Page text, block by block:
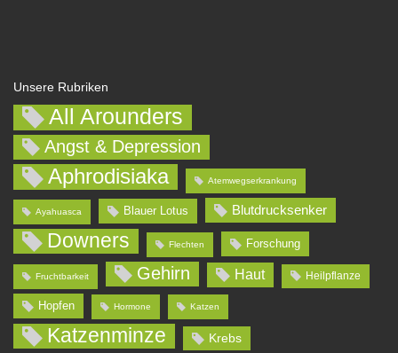
Unsere Rubriken
All Arounders
Angst & Depression
Aphrodisiaka Atemwegserkrankung
Ayahuasca Blauer Lotus Blutdrucksenker
Downers Flechten Forschung
Fruchtbarkeit Gehirn Haut Heilpflanze
Hopfen Hormone Katzen
Katzenminze Krebs